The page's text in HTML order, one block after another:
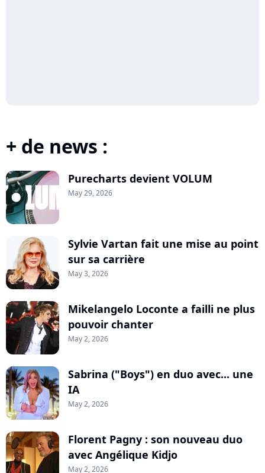
+ de news :
Purecharts devient VOLUM
May 29, 2026
Sylvie Vartan fait une mise au point
sur sa carrière
May 3, 2026
Mikelangelo Loconte a failli ne plus
pouvoir chanter
May 2, 2026
Sabrina ("Boys") en duo avec... une
IA
May 2, 2026
Florent Pagny : son nouveau duo
avec Angélique Kidjo
May 2, 2026